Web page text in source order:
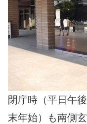
閉庁時（平日午
末年始）も南側